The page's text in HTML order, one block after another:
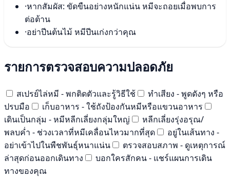
·หากสัมผัส: ขัดขืนอย่างหนักแน่น หมีจะถอยเมื่อพบการ
ต่อต้าน
·อย่าปีนต้นไม้ หมีปีนเก่งกว่าคุณ
รายการตรวจสอบความปลอดภัย
สเปรย์ไล่หมี - พกติดตัวและรู้วิธีใช้
ทำเสียง - พูดดังๆ หรือ
ปรบมือ
เก็บอาหาร - ใช้ถังป้องกันหมีหรือแขวนอาหาร
เดินเป็นกลุ่ม - หมีหลีกเลี่ยงกลุ่มใหญ่
หลีกเลี่ยงรุ่งอรุณ/
พลบค่ำ - ช่วงเวลาที่หมีเคลื่อนไหวมากที่สุด
อยู่ในเส้นทาง -
อย่าเข้าไปในพืชพันธุ์หนาแน่น
ตรวจสอบสภาพ - ดูเหตุการณ์
ล่าสุดก่อนออกเดินทาง
บอกใครสักคน - แชร์แผนการเดิน
ทางของคุณ